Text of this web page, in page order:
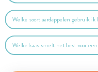
Welke soort aardappelen gebruik
Welke kaas smelt het best voor